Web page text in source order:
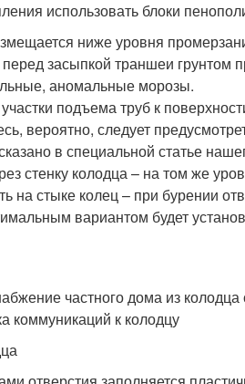
использовать блоки
ниже уровня
засыпкой траншеи грунтом
аномальные морозы.
подъема труб к
вероятно, следует
в специальной статье
стенку колодца – на том же
на стыке колец – при бурении
вариантом будет